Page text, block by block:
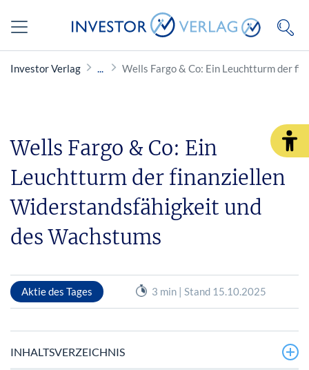
Investor Verlag Wells Fargo & Co: Ein Leuchtturm der
Wells Fargo & Co: Ein
Leuchtturm der finanziellen
Widerstandsfähigkeit und
des Wachstums
Aktie des Tages 3 min | Stand 15.10.2025
INHALTSVERZEICHNIS